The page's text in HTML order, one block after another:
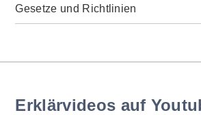
Gesetze und Richtlinien
Erklärvideos auf